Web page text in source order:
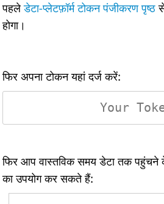
पहलेडेटा-प्लेटफ़ॉर्म टोकन पंजीकरण पृष्ठ
होगा।
फिर अपना टोकन यहां दर्ज करें:
फिर आप वास्तविक समय डेटा तक पहुंचने
का उपयोग कर सकते हैं: